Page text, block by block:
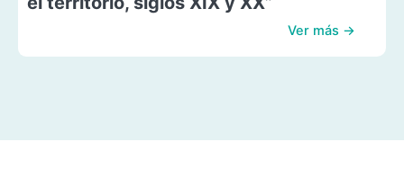
Ver más →